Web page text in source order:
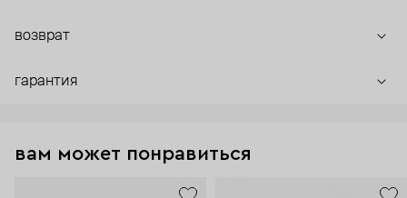
возврат
гарантия
вам может понравиться